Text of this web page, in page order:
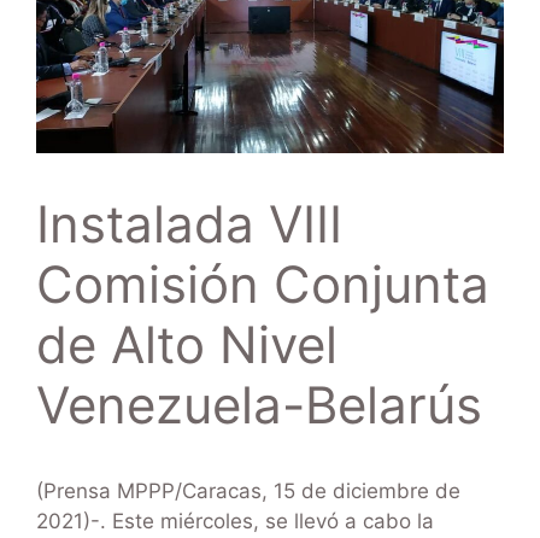
Instalada VIII
Comisión Conjunta
de Alto Nivel
Venezuela-Belarús
(Prensa MPPP/Caracas, 15 de diciembre de
2021)-. Este miércoles, se llevó a cabo la